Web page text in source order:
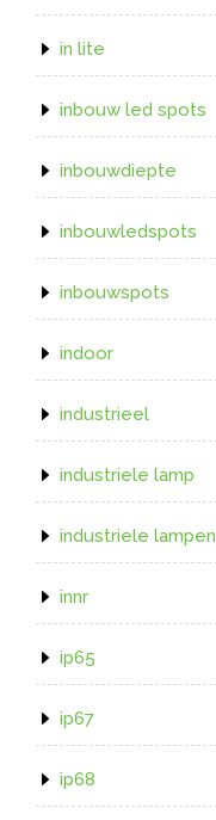
in lite
inbouw led spots
inbouwdiepte
inbouwledspots
inbouwspots
indoor
industrieel
industriele lamp
industriele lampen
innr
ip65
ip67
ip68